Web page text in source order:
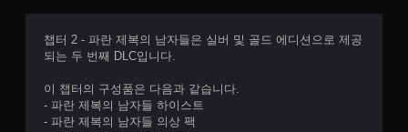
롤
러
진
없
이
플
챕터 2 - 파란 제복의 남자들은 실버 및 골드 에디션으로 제공
되는 두 번째 DLC입니다.
이 챕터의 구성품은 다음과 같습니다.
- 파란 제복의 남자들 하이스트
- 파란 제복의 남자들 의상 팩